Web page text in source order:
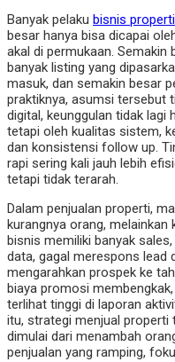
Banyak pelaku bisnis properti
besar hanya bisa dicapai
akal di permukaan. Semakin
banyak listing yang
masuk, dan semakin besar
praktiknya, asumsi tersebut
digital, keunggulan tidak lagi
tetapi oleh kualitas sistem,
dan konsistensi follow up.
rapi sering kali jauh lebih
tetapi tidak terarah.
Dalam penjualan properti,
kurangnya orang,
bisnis memiliki banyak
data, gagal merespons lead
mengarahkan prospek ke
biaya promosi
terlihat tinggi di laporan
itu, strategi menjual properti
dimulai dari menambah
penjualan yang ramping,